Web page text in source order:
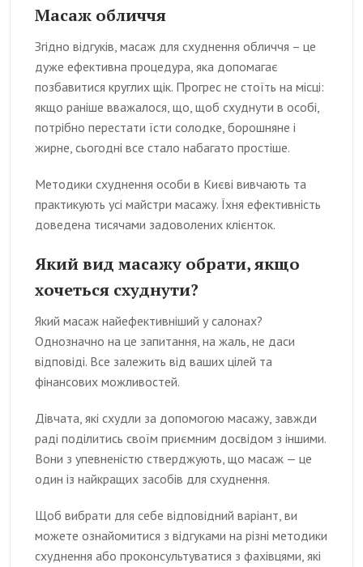
Масаж обличчя
Згідно відгуків, масаж для схуднення обличчя – це
дуже ефективна процедура, яка допомагає
позбавитися круглих щік. Прогрес не стоїть на місці:
якщо раніше вважалося, що, щоб схуднути в особі,
потрібно перестати їсти солодке, борошняне і
жирне, сьогодні все стало набагато простіше.
Методики схуднення особи в Києві вивчають та
практикують усі майстри масажу. Їхня ефективність
доведена тисячами задоволених клієнток.
Який вид масажу обрати, якщо
хочеться схуднути?
Який масаж найефективніший у салонах?
Однозначно на це запитання, на жаль, не даси
відповіді. Все залежить від ваших цілей та
фінансових можливостей.
Дівчата, які схудли за допомогою масажу, завжди
раді поділитись своїм приємним досвідом з іншими.
Вони з упевненістю стверджують, що масаж — це
один із найкращих засобів для схуднення.
Щоб вибрати для себе відповідний варіант, ви
можете ознайомитися з відгуками на різні методики
схуднення або проконсультуватися з фахівцями, які